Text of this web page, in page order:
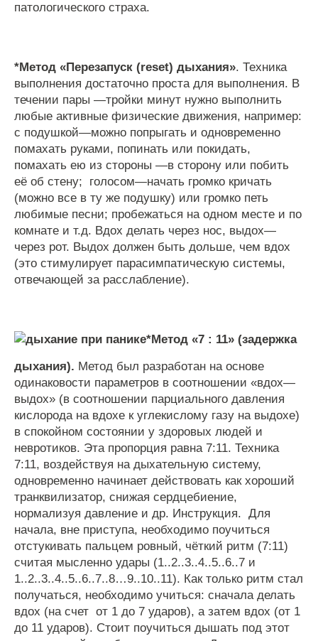
патологического страха.
*Метод «Перезапуск (reset) дыхания». Техника
выполнения достаточно проста для выполнения. В
течении пары —тройки минут нужно выполнить
любые активные физические движения, например:
с подушкой—можно попрыгать и одновременно
помахать руками, попинать или покидать,
помахать ею из стороны —в сторону или побить
её об стену; голосом—начать громко кричать
(можно все в ту же подушку) или громко петь
любимые песни; пробежаться на одном месте и по
комнате и т.д. Вдох делать через нос, выдох—
через рот. Выдох должен быть дольше, чем вдох
(это стимулирует парасимпатическую системы,
отвечающей за расслабление).
*Метод «7 : 11» (задержка
дыхания). Метод был разработан на основе
одинаковости параметров в соотношении «вдох—
выдох» (в соотношении парциального давления
кислорода на вдохе к углекислому газу на выдохе)
в спокойном состоянии у здоровых людей и
невротиков. Эта пропорция равна 7:11. Техника
7:11, воздействуя на дыхательную систему,
одновременно начинает действовать как хороший
транквилизатор, снижая сердцебиение,
нормализуя давление и др. Инструкция. Для
начала, вне приступа, необходимо поучиться
отстукивать пальцем ровный, чёткий ритм (7:11)
считая мысленно удары (1..2..3..4..5..6..7 и
1..2..3..4..5..6..7..8…9..10..11). Как только ритм стал
получаться, необходимо учиться: сначала делать
вдох (на счет от 1 до 7 ударов), а затем вдох (от 1
до 11 ударов). Стоит поучиться дышать под этот